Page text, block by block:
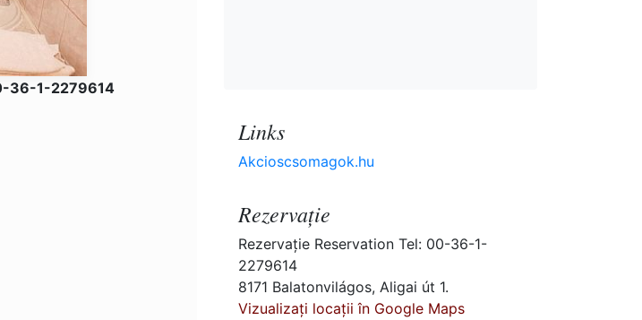
36-1-2279614
Links
Akcioscsomagok.hu
Rezervaţie
Rezervaţie Reservation Tel: 00-36-1-
2279614
8171 Balatonvilágos, Aligai út 1.
Vizualizați locații în Google Maps